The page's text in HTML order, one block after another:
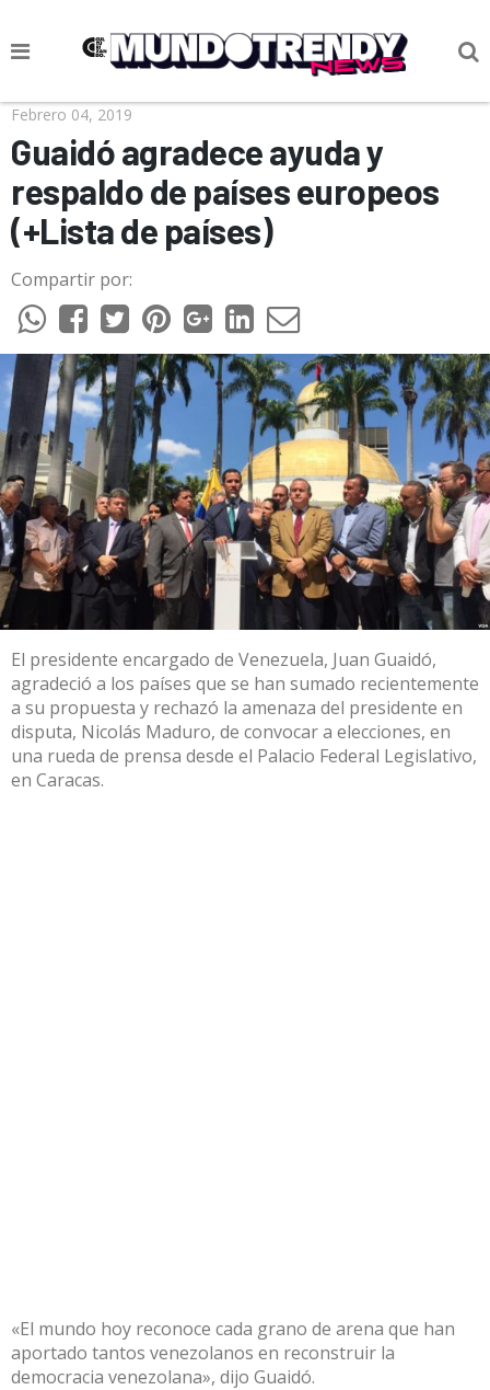
NOTICIAS
CULTURA POP
CIENCIA Y TECNOLOGÍA
VIDA
SOCIEDAD
CULTURIZANDO.COM
Febrero 04, 2019
Guaidó agradece ayuda y
respaldo de países europeos
(+Lista de países)
Compartir por:
El presidente encargado de Venezuela, Juan Guaidó,
agradeció a los países que se han sumado recientemente
a su propuesta y rechazó la amenaza del presidente en
disputa, Nicolás Maduro, de convocar a elecciones, en
una rueda de prensa desde el Palacio Federal Legislativo,
en Caracas.
«El mundo hoy reconoce cada grano de arena que han
aportado tantos venezolanos en reconstruir la
democracia venezolana», dijo Guaidó.